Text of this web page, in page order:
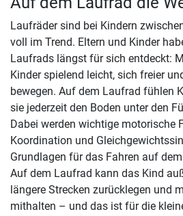
Laufräder sind bei Kindern
voll im Trend. Eltern und Kinder
Laufrads längst für sich entdeckt:
Kinder spielend leicht, sich freier
bewegen. Auf dem Laufrad fühlen
sie jederzeit den Boden unter den
Dabei werden wichtige motorische
Koordination und
Grundlagen für das Fahren auf
Auf dem Laufrad kann das Kind
längere Strecken zurücklegen und
mithalten – und das ist für die